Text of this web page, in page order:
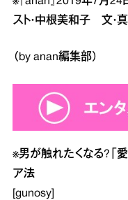
スト・中根美和子 文・
（by anan編集部）
※男が触れたくなる?「
ア法
[gunosy]